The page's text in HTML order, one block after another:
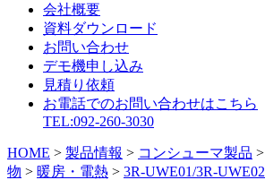
会社概要
資料ダウンロード
お問い合わせ
デモ機申し込み
見積り依頼
お電話でのお問い合わせはこちら
TEL:092-260-3030
HOME > 製品情報 > コンシューマ製品 >
物 > 暖房・電熱 > 3R-UWE01/3R-UWE02